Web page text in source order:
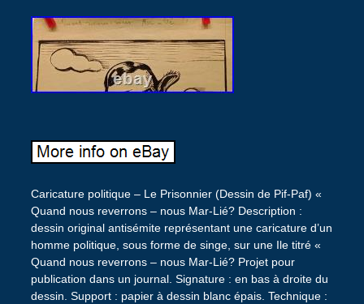
Caricature politique – Le Prisonnier (Dessin de Pif-Paf) «
Quand nous reverrons – nous Mar-Lié? Description :
dessin original antisémite représentant une caricature d’un
homme politique, sous forme de singe, sur une Ile titré «
Quand nous reverrons – nous Mar-Lié? Projet pour
publication dans un journal. Signature : en bas à droite du
dessin. Support : papier à dessin blanc épais. Technique :